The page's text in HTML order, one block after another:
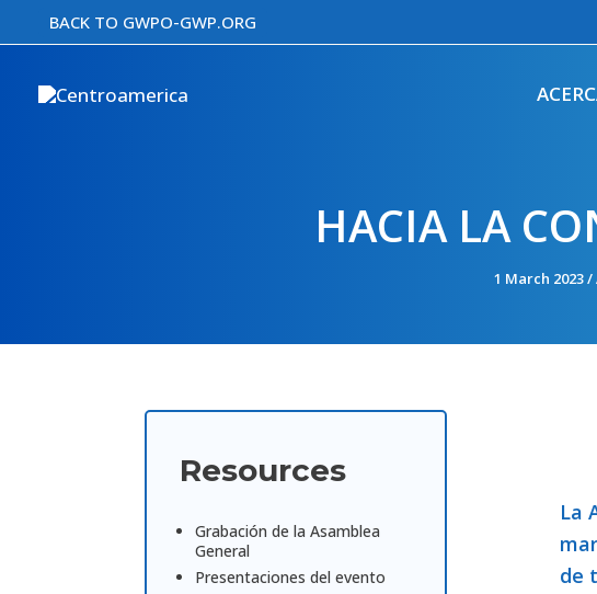
to
BACK TO GWPO-GWP.ORG
HACIA LA
1 March 2023/
Resources
Grabación de la Asamblea
General
Presentaciones del evento
La
de